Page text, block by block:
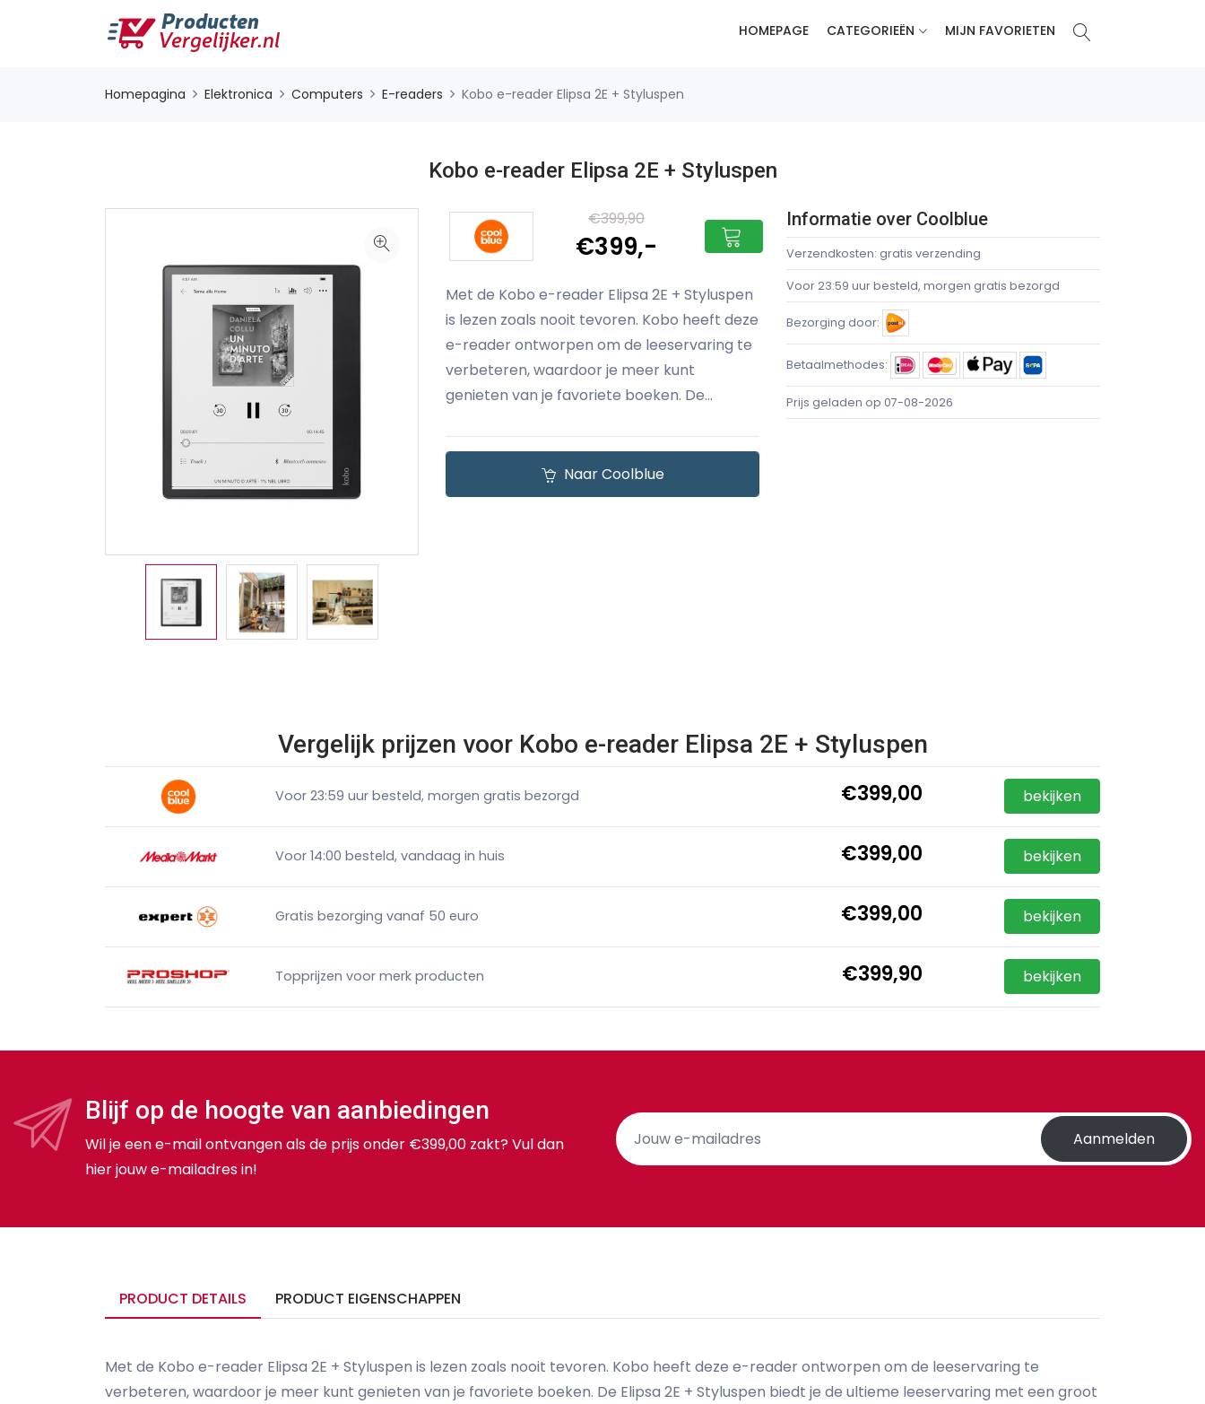
HOMEPAGE CATEGORIEËN MIJN FAVORIETEN
Homepagina Elektronica Computers E-readers Kobo e-reader Elipsa 2E + Styluspen
Kobo e-reader Elipsa 2E + Styluspen
€399,90
€399,-
Met de Kobo e-reader Elipsa 2E + Styluspen
is lezen zoals nooit tevoren. Kobo heeft deze
e-reader ontworpen om de leeservaring te
verbeteren, waardoor je meer kunt
genieten van je favoriete boeken. De...
Naar Coolblue
Informatie over Coolblue
Verzendkosten: gratis verzending
Voor 23:59 uur besteld, morgen gratis bezorgd
Bezorging door:
Betaalmethodes:
Prijs geladen op 07-08-2026
Vergelijk prijzen voor Kobo e-reader Elipsa 2E + Styluspen
Voor 23:59 uur besteld, morgen gratis bezorgd €399,00 bekijken
Voor 14:00 besteld, vandaag in huis €399,00 bekijken
Gratis bezorging vanaf 50 euro €399,00 bekijken
Topprijzen voor merk producten €399,90 bekijken
Blijf op de hoogte van aanbiedingen
Wil je een e-mail ontvangen als de prijs onder €399,00 zakt? Vul dan
hier jouw e-mailadres in!
Aanmelden
PRODUCT DETAILS PRODUCT EIGENSCHAPPEN
Met de Kobo e-reader Elipsa 2E + Styluspen is lezen zoals nooit tevoren. Kobo heeft deze e-reader ontworpen om de leeservaring te
verbeteren, waardoor je meer kunt genieten van je favoriete boeken. De Elipsa 2E + Styluspen biedt je de ultieme leeservaring met een groot